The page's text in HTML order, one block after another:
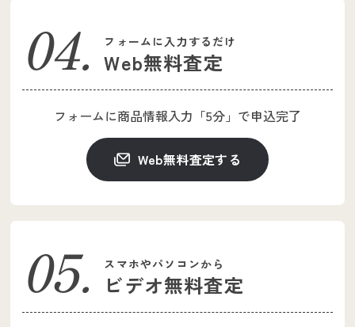
Web無料査定
フォームに入力するだけ
フォームに商品情報入力 「5分」で申込完了
Web無料査定する
ビデオ無料査定
スマホやパソコンから